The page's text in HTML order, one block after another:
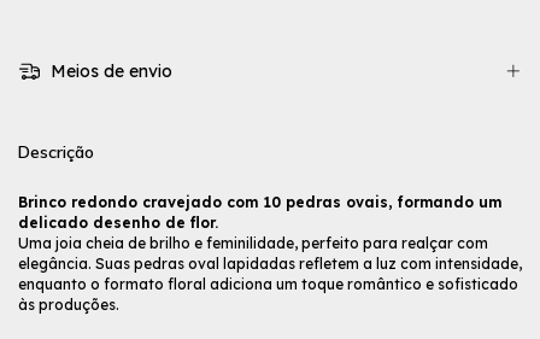
Meios de envio
Descrição
Brinco redondo cravejado com 10 pedras ovais, formando um
delicado desenho de flor.
Uma joia cheia de brilho e feminilidade, perfeito para realçar com
elegância. Suas pedras oval lapidadas refletem a luz com intensidade,
enquanto o formato floral adiciona um toque romântico e sofisticado
às produções.